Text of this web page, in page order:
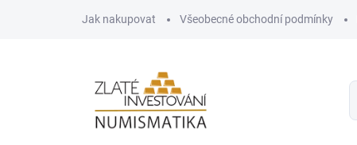
Jak nakupovat Všeobecné obchodní podmínky